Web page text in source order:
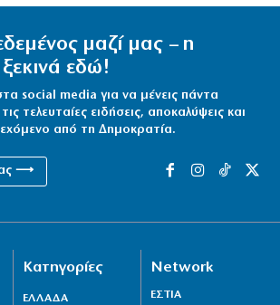
μαζί μας – η
εδώ!
social media για να μένεις πάντα
τελευταίες ειδήσεις, αποκαλύψεις και
από τη Δημοκρατία.
⟶
Κατηγορίες
ΕΛΛΑΔΑ
Network
ΕΣΤΙΑ